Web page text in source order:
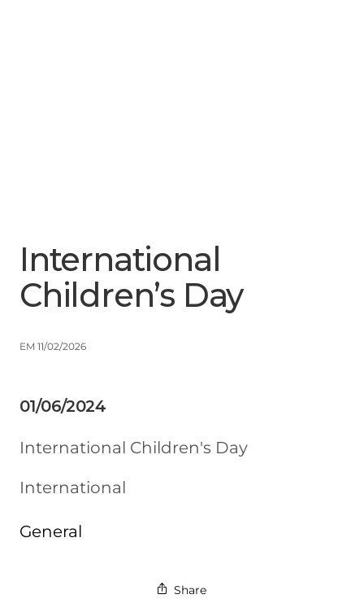
International
Children’s Day
EM 11/02/2026
01/06/2024
International Children's Day
International
General
Share